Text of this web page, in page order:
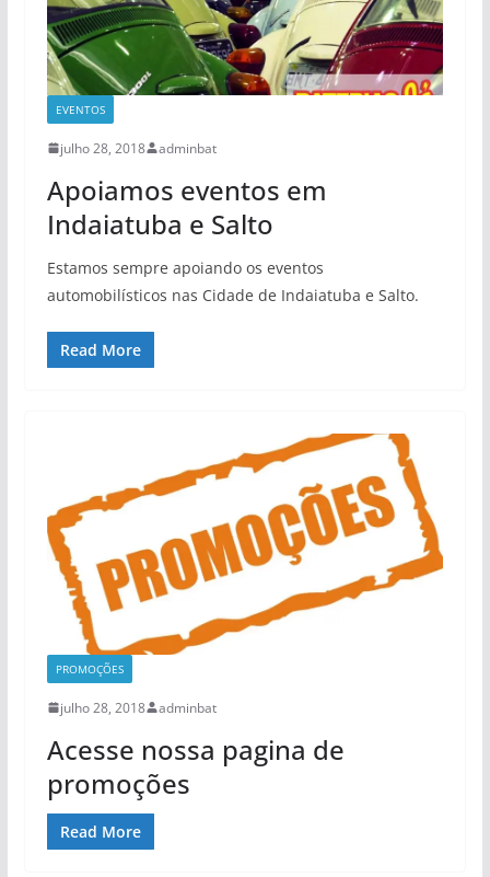
EVENTOS
julho 28, 2018 adminbat
Apoiamos eventos em
Indaiatuba e Salto
Estamos sempre apoiando os eventos
automobilísticos nas Cidade de Indaiatuba e Salto.
Read More
PROMOÇÕES
julho 28, 2018 adminbat
Acesse nossa pagina de
promoções
Read More